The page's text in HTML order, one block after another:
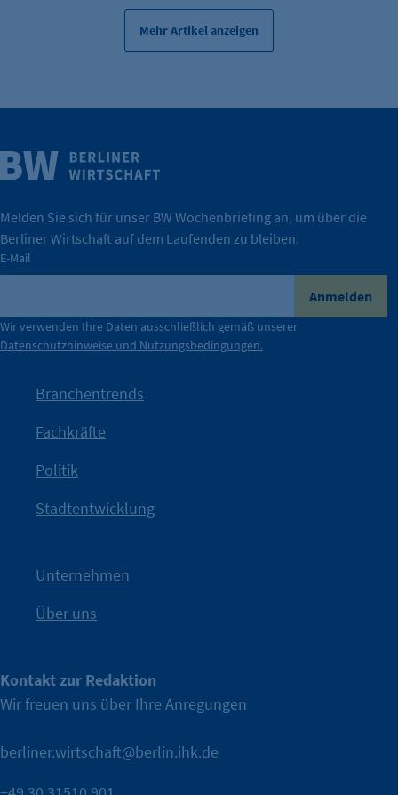
Scrolltiefe gemessen wird.
IHK Berlin. Offizieller Unterstützer der Berliner Wirtschaft.
Nach einer aufmerksamkeitsstarken Teaserphase geht die
Kampagne der IHK Berlin in die nächste Stufe. Mit
IHK?“wurde bewusst Neugier geweckt und Gespräche
mit Haltung.
Die Unternehmer stehen stellvertretend für die Vielfalt
der Berliner Wirtschaft.
Durch ihre Perspektiven wird deutlich, was der Claim
konkret bedeutet – und wie die IHK Berlin Unternehmen
tatsächlich unterstützt.
Wirtschaft.
Weitere Infos
Mehr Artikel anzeigen
Melden Sie sich für unser BW Wochenbriefing an, um über die
Berliner Wirtschaft auf dem Laufenden zu bleiben.
E-Mail
Anmelden
Wir verwenden Ihre Daten ausschließlich gemäß unserer
Datenschutzhinweise und Nutzungsbedingungen.
Branchentrends
Fachkräfte
Politik
Stadtentwicklung
Unternehmen
Über uns
Kontakt zur Redaktion
Wir freuen uns über Ihre Anregungen
berliner.wirtschaft@berlin.ihk.de